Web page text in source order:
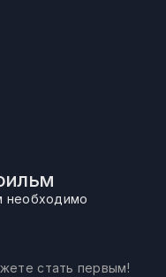
необходимо
стать первым!